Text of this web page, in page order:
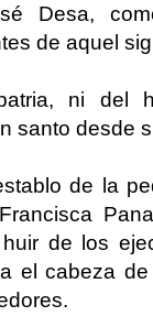
Desa,
de aquel
ni del
santo desde
de la
de los
el cabeza